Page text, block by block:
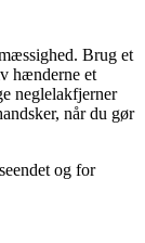
Brug et
hænderne et
neglelakfjerner
når du gør
og for